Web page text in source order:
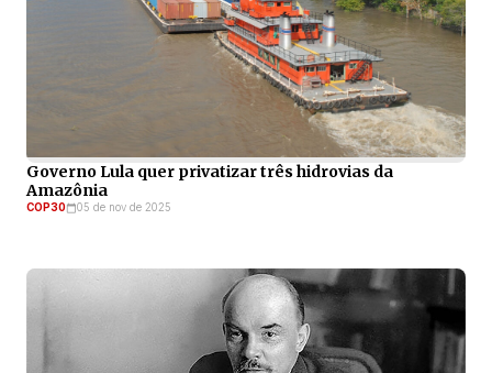
Governo Lula quer privatizar três hidrovias da
Amazônia
COP30 05 de nov de 2025